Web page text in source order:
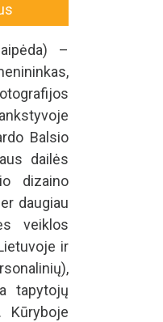
–
Balsio
dailės
dizaino
daugiau
veiklos
ir
tapytojų
Kūryboje